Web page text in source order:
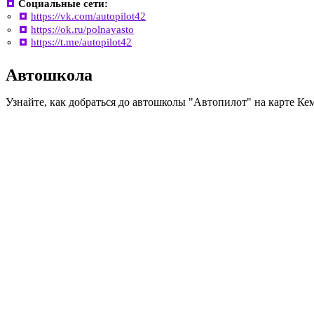
Социальные сети:
https://vk.com/autopilot42
https://ok.ru/polnayasto
https://t.me/autopilot42
Автошкола
Узнайте, как добраться до автошколы "Автопилот" на карте